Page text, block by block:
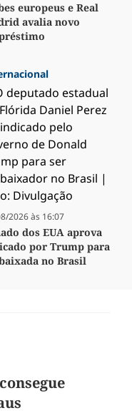
europeus e Real
avalia novo
2026 às 16:07
dos EUA aprova
por Trump para
no Brasil